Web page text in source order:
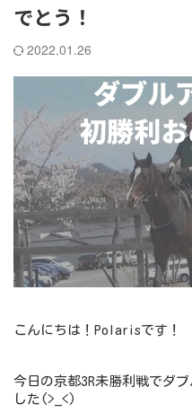
でとう！
2022.01.26
こんにちは！Polarisです！
今日の京都3R未勝利戦でダ
した(>_<)